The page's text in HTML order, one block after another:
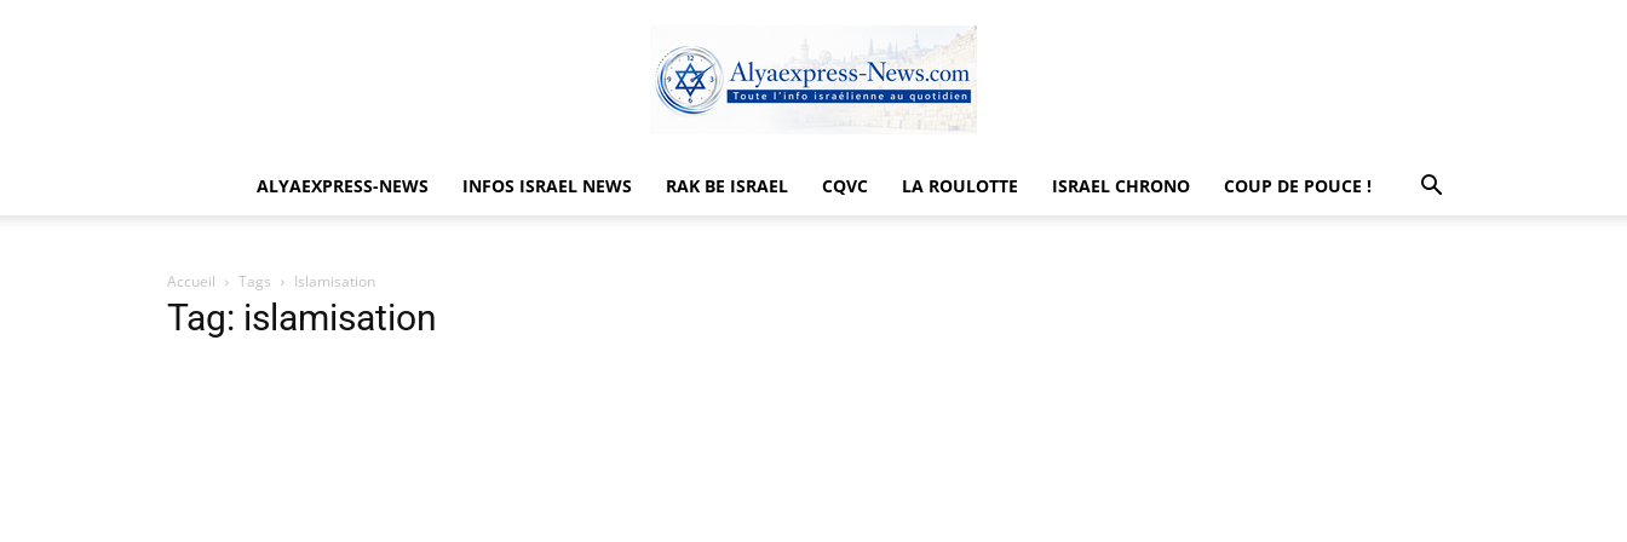
ALYAEXPRESS-NEWS INFOS ISRAEL NEWS RAK BE ISRAEL CQVC LA ROULOTTE ISRAEL CHRONO COUP DE POUCE !
Accueil Tags Islamisation
Tag: islamisation